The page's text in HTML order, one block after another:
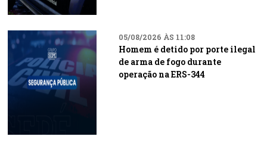
05/08/2026 ÀS 11:08
Homem é detido por porte ilegal
de arma de fogo durante
operação na ERS-344